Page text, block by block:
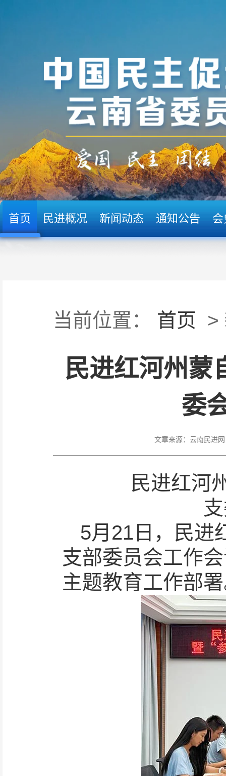
首页 民进概况 新闻动态 通知公告 会
当前位置： 首页 >
民进红河州蒙
委
文章来源： 云南民进网
民进红河
5月21日，民进
支部委员会工作
主题教育工作部